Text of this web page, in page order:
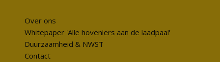
Over ons
Whitepaper 'Alle hoveniers aan de laadpaal'
Duurzaamheid & NWST
Contact